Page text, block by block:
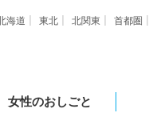
海道 東北 北関東 首都圏
女性のおしごと